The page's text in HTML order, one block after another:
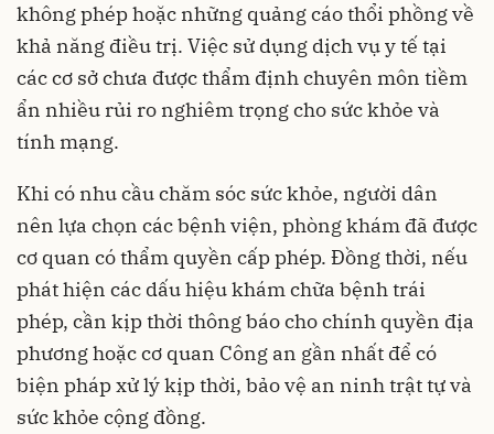
không phép hoặc những quảng cáo thổi phồng về
khả năng điều trị. Việc sử dụng dịch vụ y tế tại
các cơ sở chưa được thẩm định chuyên môn tiềm
ẩn nhiều rủi ro nghiêm trọng cho sức khỏe và
tính mạng.
Khi có nhu cầu chăm sóc sức khỏe, người dân
nên lựa chọn các bệnh viện, phòng khám đã được
cơ quan có thẩm quyền cấp phép. Đồng thời, nếu
phát hiện các dấu hiệu khám chữa bệnh trái
phép, cần kịp thời thông báo cho chính quyền địa
phương hoặc cơ quan Công an gần nhất để có
biện pháp xử lý kịp thời, bảo vệ an ninh trật tự và
sức khỏe cộng đồng.